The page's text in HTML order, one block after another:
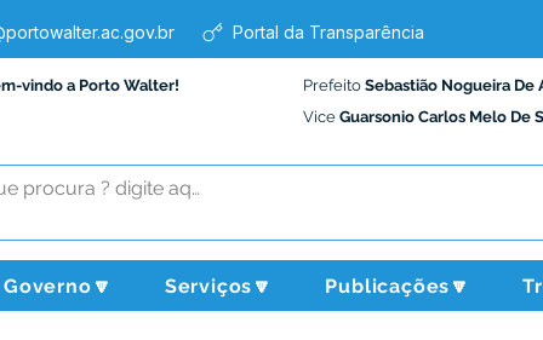
Portal da Transparência
vindo a Porto Walter! Prefeito Sebastião Nogueira De
Vice Guarsonio Carlos Melo De
Governo🔽 Serviços🔽 Publicações🔽